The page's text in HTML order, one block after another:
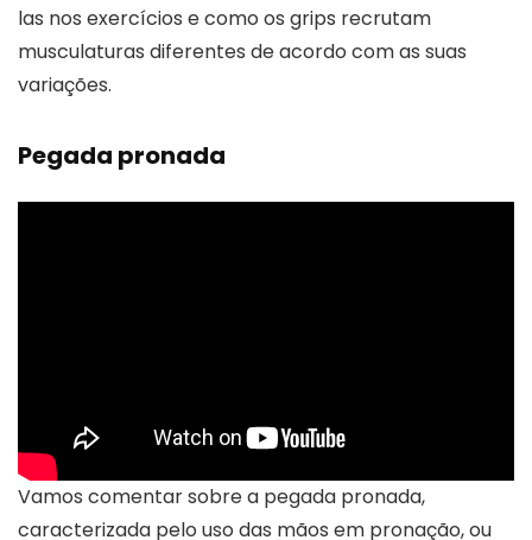
las nos exercícios e como os grips recrutam
musculaturas diferentes de acordo com as suas
variações.
Pegada pronada
Vamos comentar sobre a pegada pronada,
caracterizada pelo uso das mãos em pronação, ou